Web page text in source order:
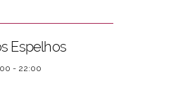
Espelhos
- 22:00